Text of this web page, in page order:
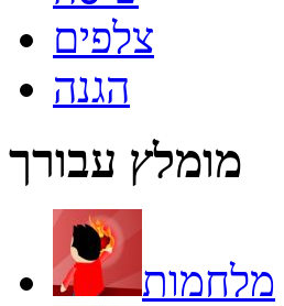
צלפים
הגנה
מומלץ עבורך
מלחמות